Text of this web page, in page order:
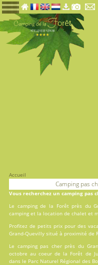
Accueil
Camping pas
Vous recherchez un camping pas
Le camping de la Forêt près du
campinget la locationde chalet et
Profitez de petits prix pour des
Grand-Quevilly situé à proximité de
Le camping pas cher près du
octobre au coeur de la Forêt de
dans le Parc Naturel Régional des